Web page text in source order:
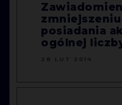
posiadania
ogólnej